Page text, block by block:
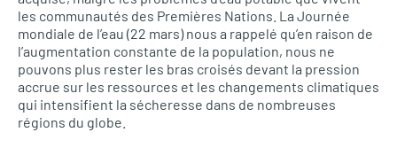
les communautés des Premières Nations. La Journée
mondiale de l’eau (22 mars) nous a rappelé qu’en raison de
l’augmentation constante de la population, nous ne
pouvons plus rester les bras croisés devant la pression
accrue sur les ressources et les changements climatiques
qui intensifient la sécheresse dans de nombreuses
régions du globe.